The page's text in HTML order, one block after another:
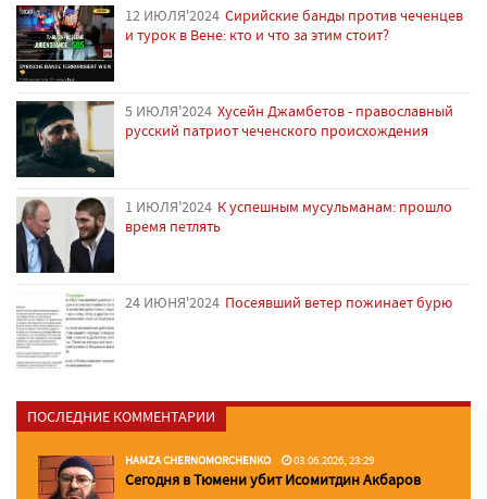
12 ИЮЛЯ'2024 Сирийские банды против чеченцев
и турок в Вене: кто и что за этим стоит?
5 ИЮЛЯ'2024 Хусейн Джамбетов - православный
русский патриот чеченского происхождения
1 ИЮЛЯ'2024 К успешным мусульманам: прошло
время петлять
24 ИЮНЯ'2024 Посеявший ветер пожинает бурю
ПОСЛЕДНИЕ КОММЕНТАРИИ
HAMZA CHERNOMORCHENKO 03.06.2026, 23:29
Сегодня в Тюмени убит Исомитдин Акбаров